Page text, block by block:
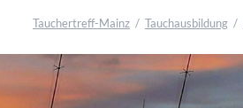
Redbare Rebreather
Poseidon SE7EN+ SSO2 Ready EU
Rep-Tek Proteus CCR
Tauchertreff-Mainz Tauchausbildung